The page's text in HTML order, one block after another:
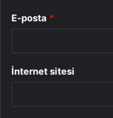
E-posta *
İnternet sitesi